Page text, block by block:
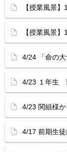
【授業風景
【授業風景
4/24 「命の大
4/23 １年生
4/23 関組様
4/17 前期生